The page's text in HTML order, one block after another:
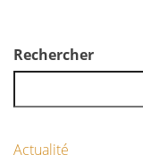
Rechercher
Actualité